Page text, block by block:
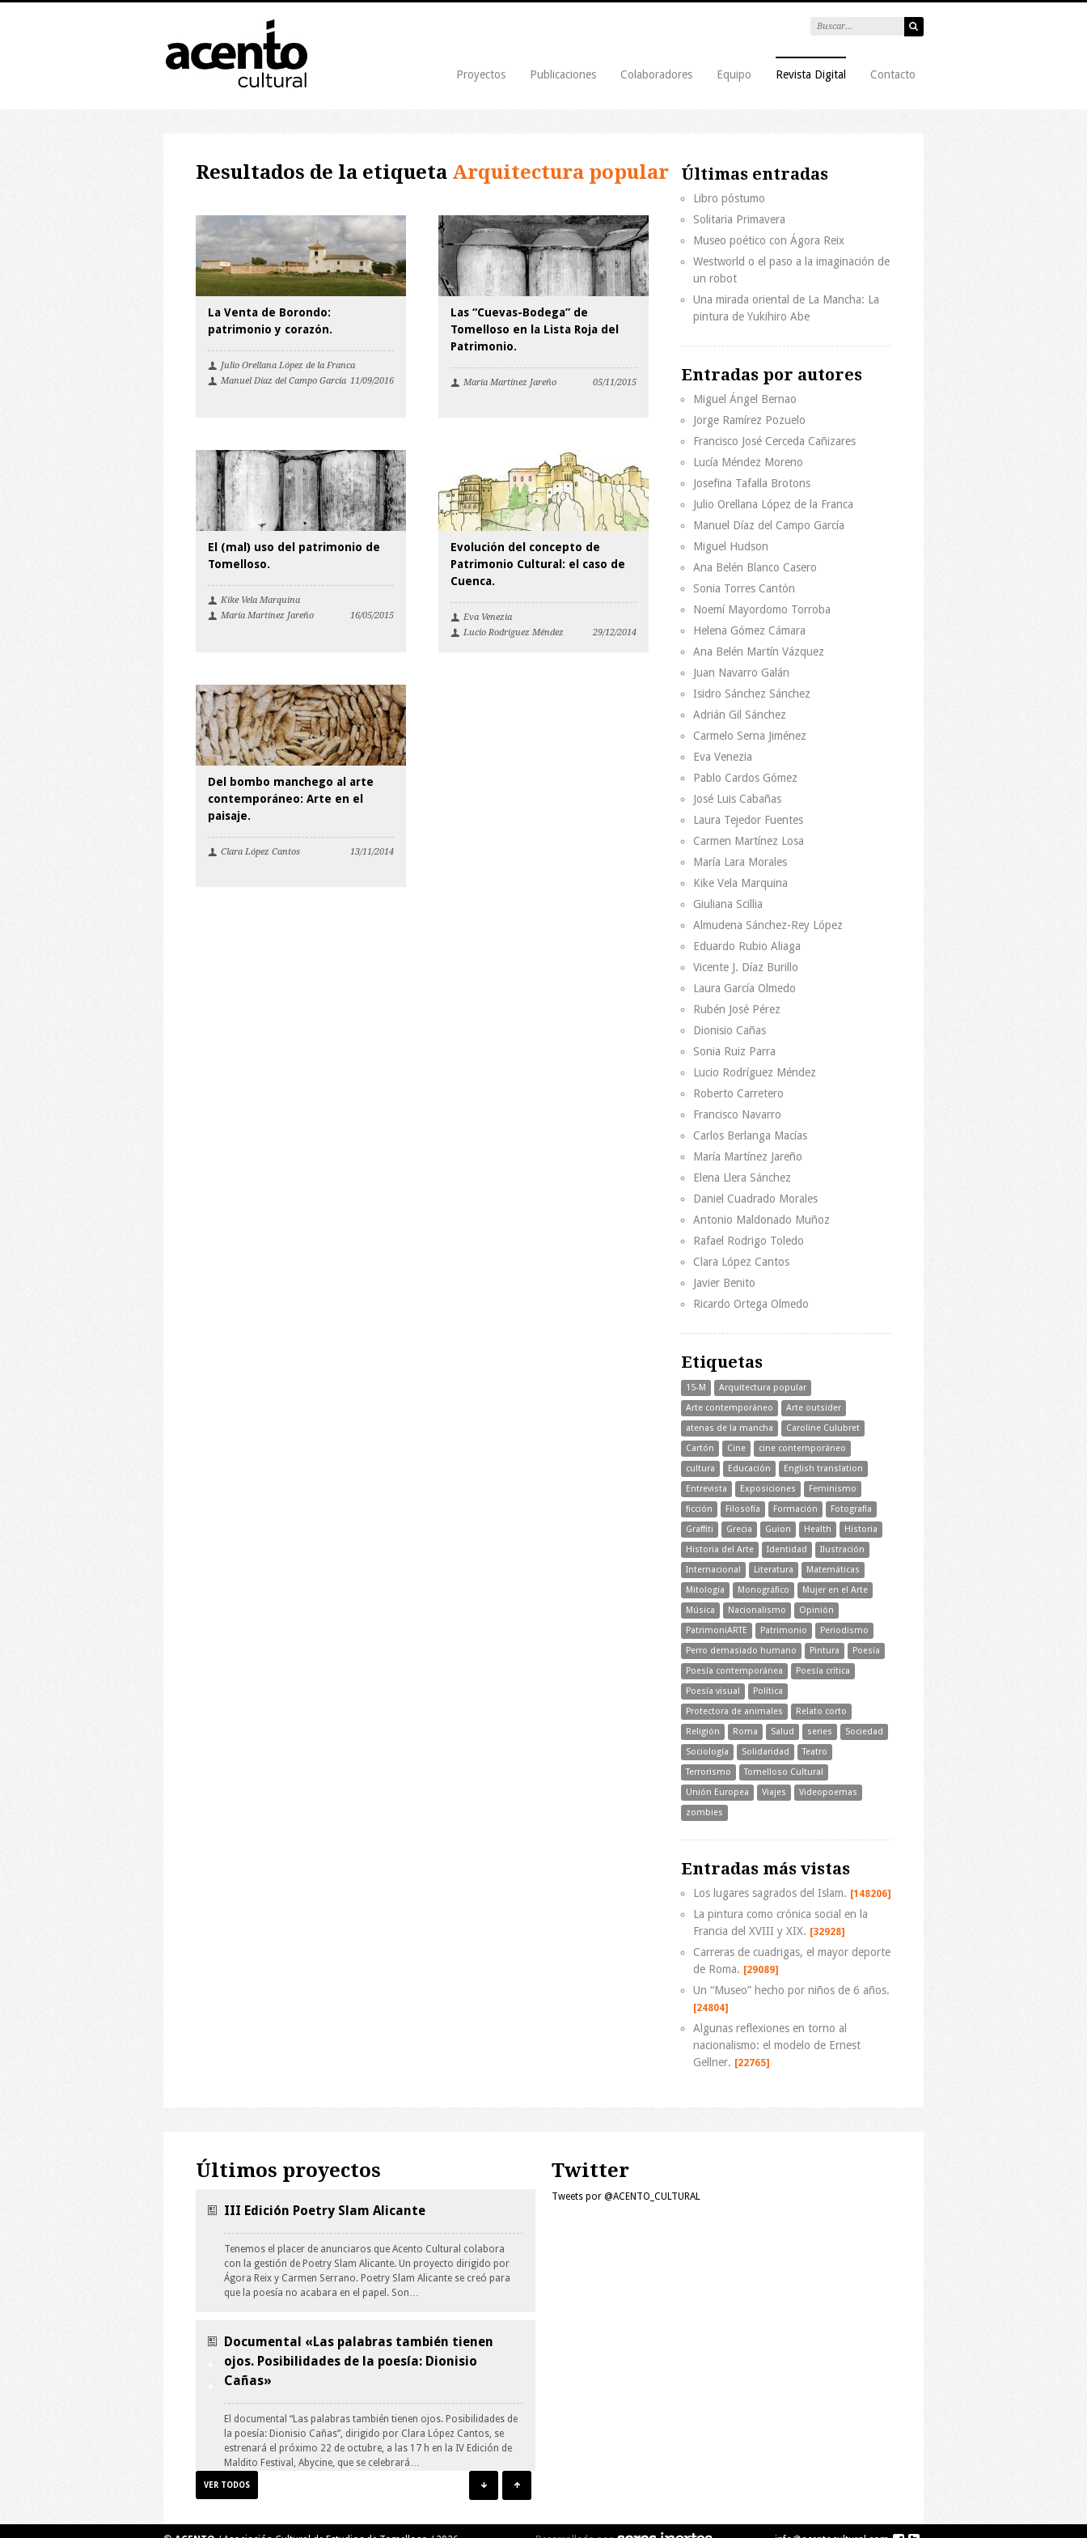
Proyectos Publicaciones Colaboradores Equipo Revista Digital Contacto
Resultados de la etiqueta Arquitectura popular
La Venta de Borondo:
patrimonio y corazón.
Julio Orellana López de la Franca
Manuel Díaz del Campo García 11/09/2016
Las “Cuevas-Bodega” de
Tomelloso en la Lista Roja del
Patrimonio.
María Martínez Jareño 05/11/2015
El (mal) uso del patrimonio de
Tomelloso.
Kike Vela Marquina
María Martínez Jareño
16/05/2015
Evolución del concepto de
Patrimonio Cultural: el caso de
Cuenca.
Eva Venezia
Lucio Rodríguez Méndez
29/12/2014
Del bombo manchego al arte
contemporáneo: Arte en el
paisaje.
Clara López Cantos 13/11/2014
Últimas entradas
Libro póstumo
Solitaria Primavera
Museo poético con Ágora Reix
Westworld o el paso a la imaginación de
un robot
Una mirada oriental de La Mancha: La
pintura de Yukihiro Abe
Entradas por autores
Miguel Ángel Bernao
Jorge Ramírez Pozuelo
Francisco José Cerceda Cañizares
Lucía Méndez Moreno
Josefina Tafalla Brotons
Julio Orellana López de la Franca
Manuel Díaz del Campo García
Miguel Hudson
Ana Belén Blanco Casero
Sonia Torres Cantón
Noemí Mayordomo Torroba
Helena Gómez Cámara
Ana Belén Martín Vázquez
Juan Navarro Galán
Isidro Sánchez Sánchez
Adrián Gil Sánchez
Carmelo Serna Jiménez
Eva Venezia
Pablo Cardos Gómez
José Luis Cabañas
Laura Tejedor Fuentes
Carmen Martínez Losa
María Lara Morales
Kike Vela Marquina
Giuliana Scillia
Almudena Sánchez-Rey López
Eduardo Rubio Aliaga
Vicente J. Díaz Burillo
Laura García Olmedo
Rubén José Pérez
Dionisio Cañas
Sonia Ruiz Parra
Lucio Rodríguez Méndez
Roberto Carretero
Francisco Navarro
Carlos Berlanga Macías
María Martínez Jareño
Elena Llera Sánchez
Daniel Cuadrado Morales
Antonio Maldonado Muñoz
Rafael Rodrigo Toledo
Clara López Cantos
Javier Benito
Ricardo Ortega Olmedo
Etiquetas
15-M
Arquitectura popular
Arte contemporáneo
Arte outsider
atenas de la mancha
Caroline Culubret
Cartón
Cine
cine contemporáneo
cultura
Educación
English translation
Entrevista
Exposiciones
Feminismo
ficción
Filosofía Formación
Fotografía
Graffiti
Grecia Guion Health
Historia
Historia del Arte
Identidad
Ilustración
Internacional
Literatura
Matemáticas
Mitología
Monográfico
Mujer en el Arte
Música
Nacionalismo
Opinión
PatrimoniARTE
Patrimonio
Periodismo
Perro demasiado humano
Pintura
Poesía
Poesía contemporánea
Poesía crítica
Poesía visual
Política
Protectora de animales
Relato corto
Religión
Roma Salud series
Sociedad
Sociología
Solidaridad
Teatro
Terrorismo
Tomelloso Cultural
Unión Europea
Viajes
Videopoemas
zombies
Entradas más vistas
Los lugares sagrados del Islam. [148206]
La pintura como crónica social en la
Francia del XVIII y XIX. [32928]
Carreras de cuadrigas, el mayor deporte
de Roma. [29089]
Un “Museo” hecho por niños de 6 años.
[24804]
Algunas reflexiones en torno al
nacionalismo: el modelo de Ernest
Gellner. [22765]
Últimos proyectos
III Edición Poetry Slam Alicante
Tenemos el placer de anunciaros que Acento Cultural colabora
con la gestión de Poetry Slam Alicante. Un proyecto dirigido por
Ágora Reix y Carmen Serrano. Poetry Slam Alicante se creó para
que la poesía no acabara en el papel. Son…
Documental «Las palabras también tienen
ojos. Posibilidades de la poesía: Dionisio
Cañas»
El documental “Las palabras también tienen ojos. Posibilidades de
la poesía: Dionisio Cañas”, dirigido por Clara López Cantos, se
estrenará el próximo 22 de octubre, a las 17 h en la IV Edición de
Maldito Festival, Abycine, que se celebrará…
VER TODOS
Twitter
Tweets por @ACENTO_CULTURAL